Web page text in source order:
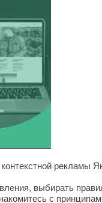
рекламы
выбирать
с